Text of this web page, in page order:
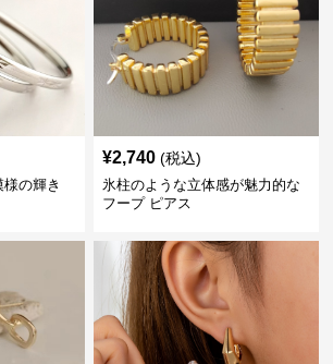
の輝き
¥2,740 (税込)
氷柱のような立体感が魅力的な
フープ ピアス